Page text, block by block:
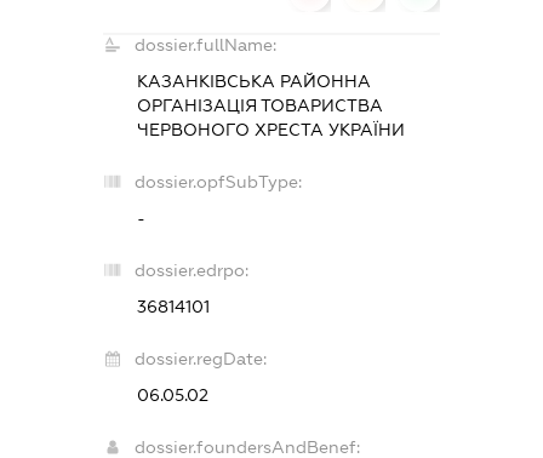
dossier.fullName:
КАЗАНКІВСЬКА РАЙОННА
ОРГАНІЗАЦІЯ ТОВАРИСТВА
ЧЕРВОНОГО ХРЕСТА УКРАЇНИ
dossier.opfSubType:
-
dossier.edrpo:
36814101
dossier.regDate:
06.05.02
dossier.foundersAndBenef: